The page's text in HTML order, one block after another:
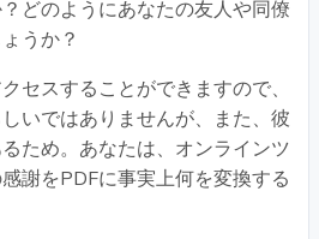
どのようにあなたの友人や同僚
うか？
セスすることができますので、
いではありませんが、また、彼
ため。あなたは、オンラインツ
謝をPDFに事実上何を変換する